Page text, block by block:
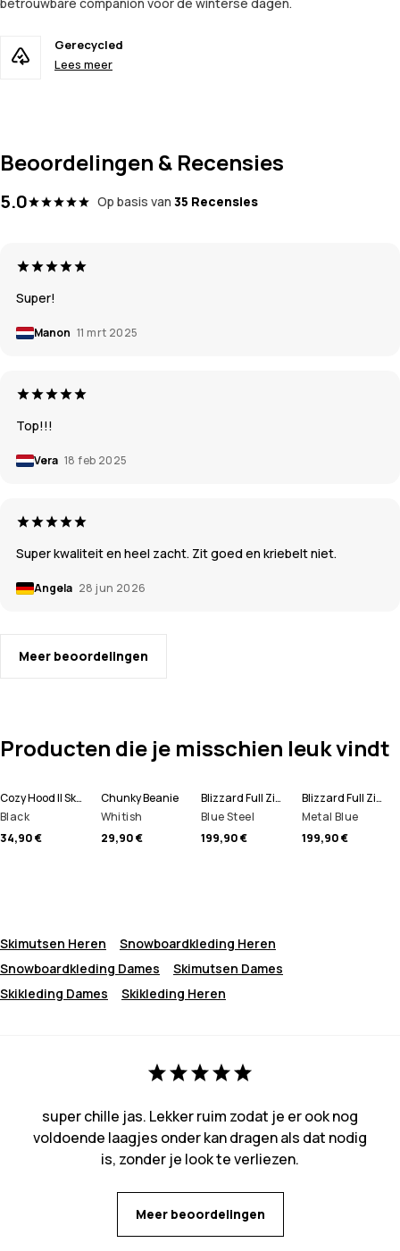
Gerecycled
Lees meer
Beoordelingen & Recensies
5.0 Op basis van 35 Recensies
Super!
Manon 11 mrt 2025
Top!!!
Vera 18 feb 2025
Super kwaliteit en heel zacht. Zit goed en kriebelt niet.
Angela 28 jun 2026
Meer beoordelingen
Producten die je misschien leuk vindt
Cozy Hood II Skimasker
Black
34,90 €
Chunky Beanie
Whitish
29,90 €
Blizzard Full Zip Snowboard jas Heren
Blue Steel
199,90 €
Blizzard Full Zip Ski jas Heren
Metal Blue
199,90 €
Skimutsen Heren
Snowboardkleding Heren
Snowboardkleding Dames
Skimutsen Dames
Skikleding Dames
Skikleding Heren
super chille jas. Lekker ruim zodat je er ook nog
voldoende laagjes onder kan dragen als dat nodig
is, zonder je look te verliezen.
Meer beoordelingen